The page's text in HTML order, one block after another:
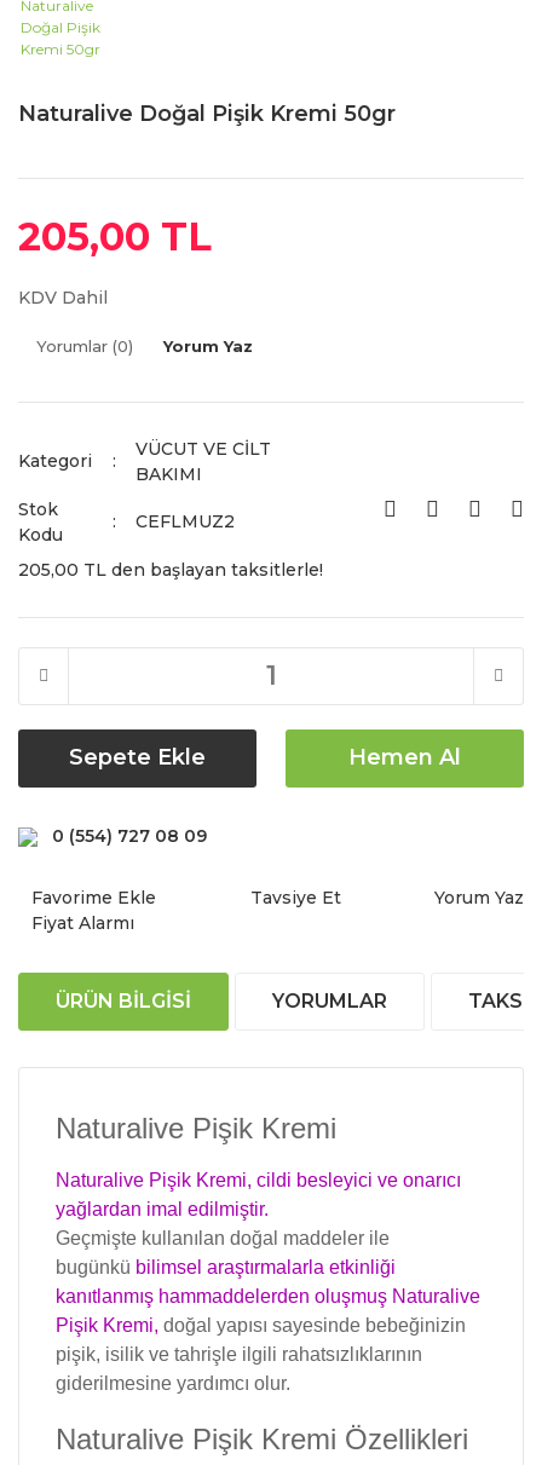
Naturalive Doğal Pişik Kremi 50gr
205,00 TL
KDV Dahil
Yorumlar (0) Yorum Yaz
Kategori
VÜCUT VE CİLT
BAKIMI
Stok
Kodu
CEFLMUZ2
205,00 TL den başlayan taksitlerle!
Sepete Ekle Hemen Al
0 (554) 727 08 09
Tavsiye Et
Yorum Yaz
Fiyat Alarmı
ÜRÜN BILGISI YORUMLAR
Naturalive Pişik Kremi
Naturalive Pişik Kremi, cildi besleyici ve onarıcı
yağlardan imal edilmiştir.
Geçmişte kullanılan doğal maddeler ile
bugünkü bilimsel araştırmalarla etkinliği
kanıtlanmış hammaddelerden oluşmuş Naturalive
Pişik Kremi, doğal yapısı sayesinde bebeğinizin
pişik, isilik ve tahrişle ilgili rahatsızlıklarının
giderilmesine yardımcı olur.
Naturalive Pişik Kremi Özellikleri